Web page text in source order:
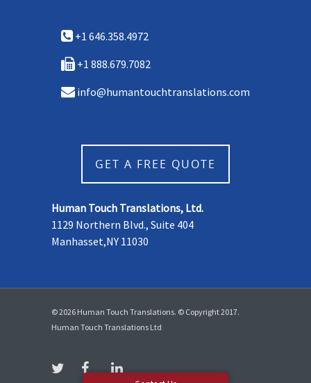
+1 646.358.4972
+1 888.679.7082
info@humantouchtranslations.com
GET A FREE QUOTE
Human Touch Translations, Ltd.
1129 Northern Blvd., Suite 404
Manhasset,NY 11030
© 2026 Human Touch Translations. © Copyright 2017.
Human Touch Translations Ltd